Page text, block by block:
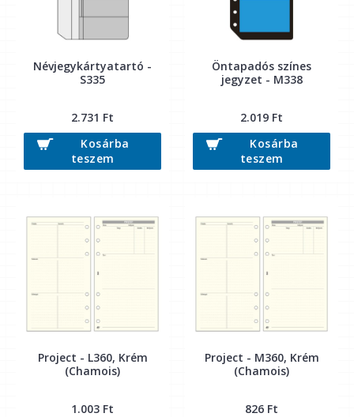
Névjegykártyatartó -
S335
2.731 Ft
Kosárba
teszem
Öntapadós színes
jegyzet - M338
2.019 Ft
Kosárba
teszem
Project - L360, Krém
(Chamois)
1.003 Ft
Project - M360, Krém
(Chamois)
826 Ft